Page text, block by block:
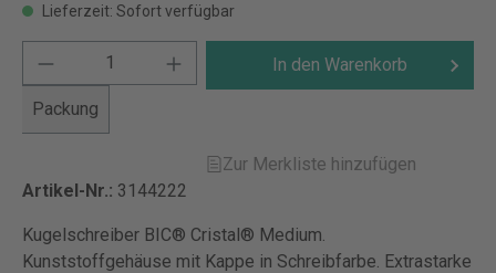
Lieferzeit: Sofort verfügbar
Packung
In den Warenkorb
Zur Merkliste hinzufügen
Artikel-Nr.: 3144222
Kugelschreiber BIC® Cristal® Medium.
Kunststoffgehäuse mit Kappe in Schreibfarbe. Extrastarke